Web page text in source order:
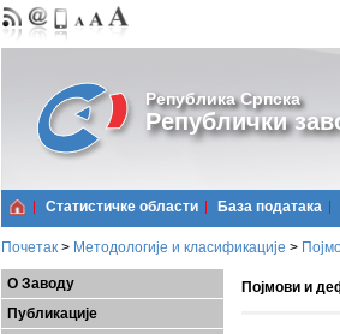
Република Српска
Републички
Статистичке области Базa података
Почетак > Методологије и класификације >
О Заводу
Публикације
Појмови и